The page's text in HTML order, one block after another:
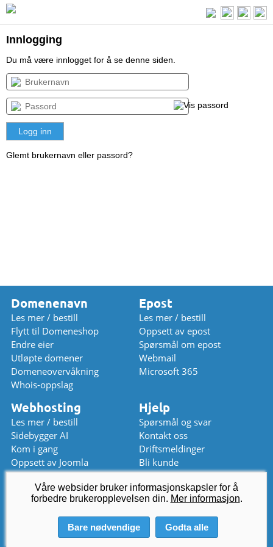
Innlogging
Du må være innlogget for å se denne siden.
Glemt brukernavn eller passord?
Domenenavn
Les mer / bestill
Flytt til Domeneshop
Endre eier
Utløpte domener
Domeneovervåkning
Whois-oppslag
Epost
Les mer / bestill
Oppsett av epost
Spørsmål om epost
Webmail
Microsoft 365
Webhosting
Les mer / bestill
Sidebygger AI
Kom i gang
Oppsett av Joomla
Oppsett av WordPress
Hjelp
Spørsmål og svar
Kontakt oss
Driftsmeldinger
Bli kunde
Prisliste
Chat (stengt) kundeservice@domeneshop.no
03333 (08-12 / 13-16)
© 2026 Domeneshop AS ·Om oss·
Våre websider bruker informasjonskapsler for å
forbedre brukeropplevelsen din. Mer informasjon.
Bare nødvendige Godta alle